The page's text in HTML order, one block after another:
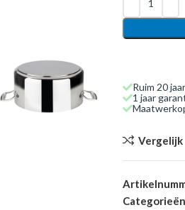
Ruim 20
1 jaar
Vergelijk